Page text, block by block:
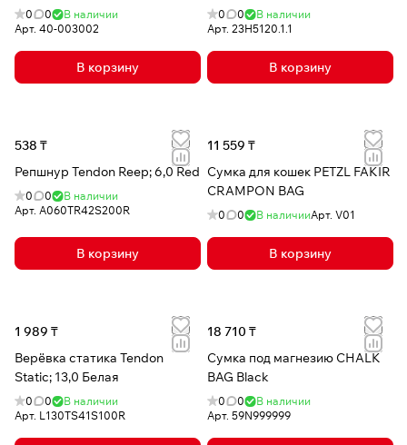
0 0
В наличии
Арт. 40-003002
В корзину
0 0
В наличии
Арт. 23H5120.1.1
В корзину
538 ₸
Репшнур Tendon Reep; 6,0 Red
0 0
В наличии
Арт. A060TR42S200R
В корзину
11 559 ₸
Сумка для кошек PETZL FAKIR
CRAMPON BAG
0 0 В наличииАрт. V01
В корзину
1 989 ₸
Верёвка статика Tendon
Static; 13,0 Белая
0 0
В наличии
Арт. L130TS41S100R
18 710 ₸
Сумка под магнезию CHALK
BAG Black
0 0
В наличии
Арт. 59N999999